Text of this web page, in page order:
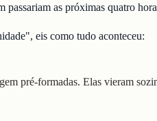
as próximas quatro
eis como tudo aconteceu:
pré-formadas. Elas vieram